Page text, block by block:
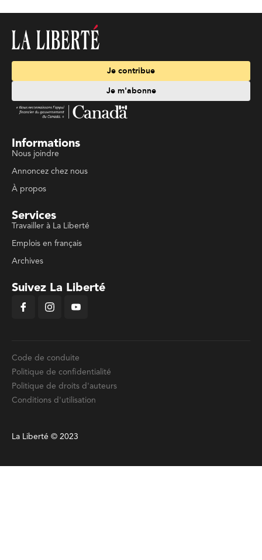
Je contribue
Je m'abonne
Informations
Nous joindre
Annoncez chez nous
À propos
Services
Travailler à La Liberté
Emplois en français
Archives
Suivez La Liberté
Code de conduite
Politique de confidentialité
Politique de droits d'auteurs
Conditions d'utilisation
La Liberté © 2023